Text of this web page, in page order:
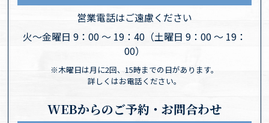
営業電話はご遠慮ください
火〜金曜日 9：00 〜 19：40（土曜日 9：00 〜 19：
00）
※木曜日は月に2回、15時までの日があります。
詳しくはお電話ください。
WEBからのご予約・お問合わせ